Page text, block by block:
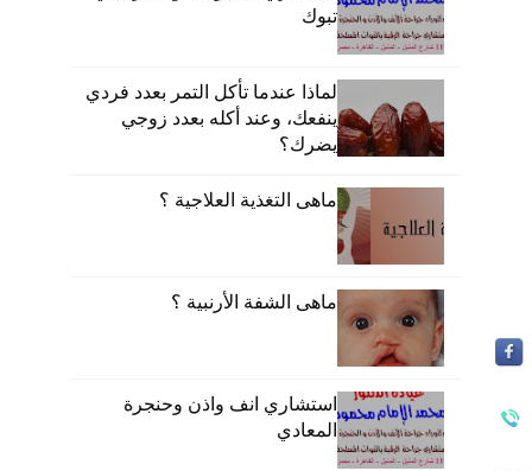
تبوك
لماذا عندما تأكل التمر بعدد فردي
ينفعك، وعند أكله بعدد زوجي
يضرك؟
ماهى التغذية العلاجية ؟
ماهى الشفة الأرنبية ؟
استشاري انف واذن وحنجرة
المعادي